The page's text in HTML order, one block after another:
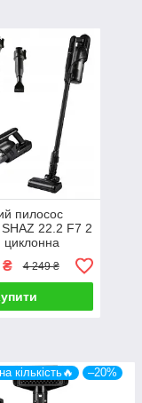
пилосос
22.2 F7 2
циклонна
фільтр
4 249 ₴
кількість🔥 –20%